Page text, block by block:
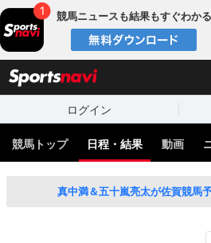
競馬ニュースも結果もすぐわかる
ログイン
競馬トップ 日程・結果 動画
真中満＆五十嵐亮太が佐賀競馬